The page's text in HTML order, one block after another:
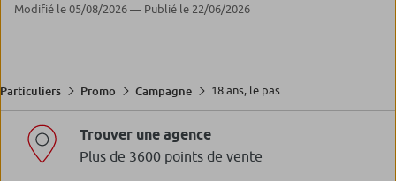
Modifié le 05/08/2026 — Publié le 22/06/2026
Particuliers Promo Campagne 18 ans, le pas...
Trouver une agence
Plus de 3600 points de vente